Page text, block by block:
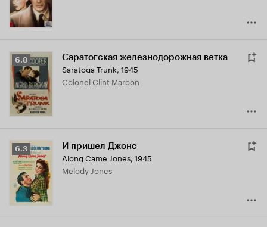
Рейтинг
Кинопоиска
6.8
6.8 Саратогская железнодорожная ветка
Saratoga Trunk, 1945
Colonel Clint Maroon
Рейтинг
Кинопоиска
6.3
6.3 И пришел Джонс
Along Came Jones, 1945
Melody Jones